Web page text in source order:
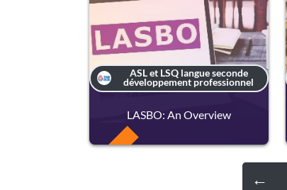
ASL et LSQ langue seconde
développement professionnel
LASBO: An Overview
←